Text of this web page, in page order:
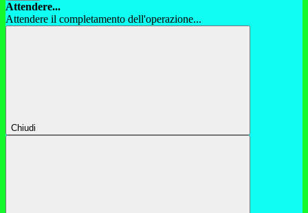
Attendere...
Attendere il completamento dell'operazione...
Chiudi